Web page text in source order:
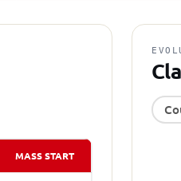
MASS START